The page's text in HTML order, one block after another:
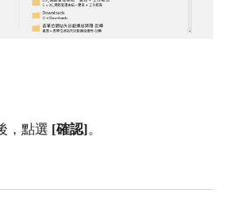
，點選 [確認]。